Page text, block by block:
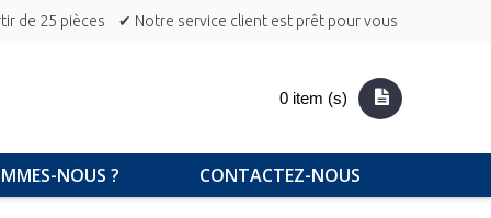
de 25 pièces ✔ Notre service client est prêt pour vous
0 item (s)
NOUS ? CONTACTEZ-NOUS